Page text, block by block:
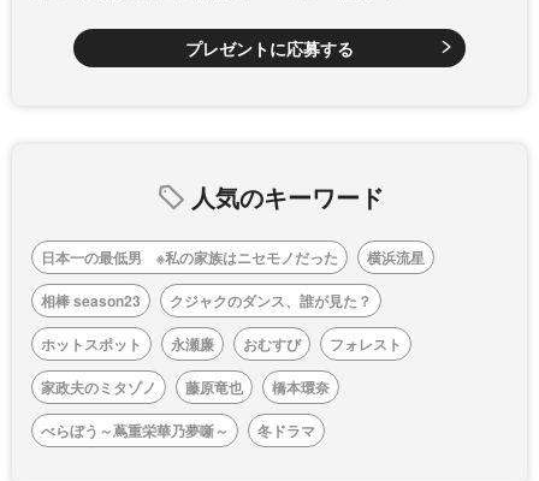
プレゼントに応募する
人気のキーワード
日本一の最低男 ※私の家族はニセモノだった
横浜流星
相棒 season23
クジャクのダンス、誰が見た？
ホットスポット
永瀬廉 おむすび
フォレスト
家政夫のミタゾノ
藤原竜也
橋本環奈
べらぼう～蔦重栄華乃夢噺～
冬ドラマ